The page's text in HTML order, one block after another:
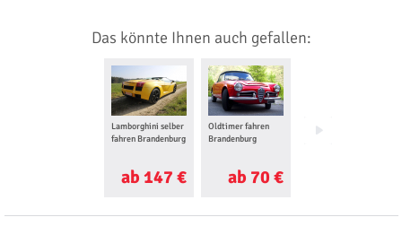
Das könnte Ihnen auch gefallen:
Lamborghini selber
fahren Brandenburg
ab 147 €
Oldtimer fahren
Brandenburg
ab 70 €
Ferrari selber